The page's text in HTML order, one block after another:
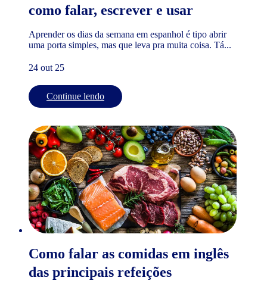
como falar, escrever e usar
Aprender os dias da semana em espanhol é tipo abrir
uma porta simples, mas que leva pra muita coisa. Tá...
24 out 25
Continue lendo
Como falar as comidas em inglês
das principais refeições